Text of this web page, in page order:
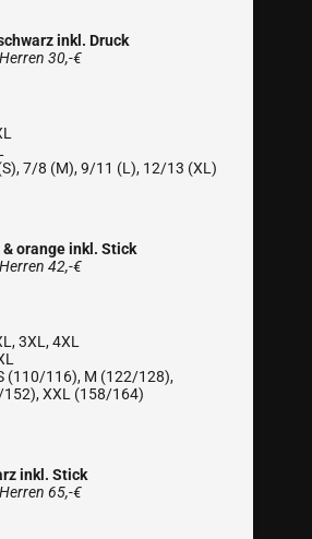
inkl. Druck
30,-€
7/8 (M), 9/11 (L), 12/13 (XL)
orange inkl. Stick
42,-€
3XL, 4XL
(110/116), M (122/128),
XXL (158/164)
inkl. Stick
65,-€